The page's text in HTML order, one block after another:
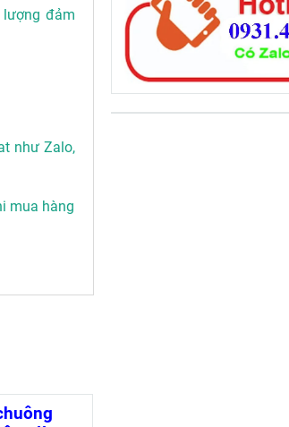
lượng đảm
như Zalo,
mua hàng